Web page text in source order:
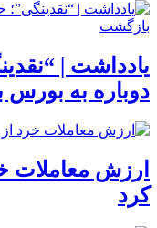
یادداشت |
دوباره به
کرد